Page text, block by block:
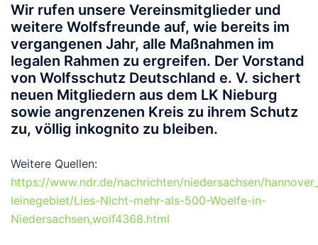
Wir rufen unsere Vereinsmitglieder und
weitere Wolfsfreunde auf, wie bereits im
vergangenen Jahr, alle Maßnahmen im
legalen Rahmen zu ergreifen. Der Vorstand
von Wolfsschutz Deutschland e. V. sichert
neuen Mitgliedern aus dem LK Nieburg
sowie angrenzenen Kreis zu ihrem Schutz
zu, völlig inkognito zu bleiben.
Weitere Quellen:
https://www.ndr.de/nachrichten/niedersachsen/
leinegebiet/Lies-Nicht-mehr-als-500-Woelfe-in-
Niedersachsen,wolf4368.html